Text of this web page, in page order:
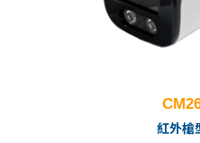
紅外槍